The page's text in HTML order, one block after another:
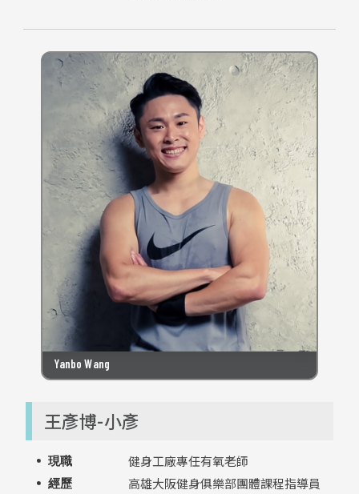
Yanbo Wang
王彥博-小彥
現職 健身工廠專任有氧老師
經歷
高雄大阪健身俱樂部團體課程指導員